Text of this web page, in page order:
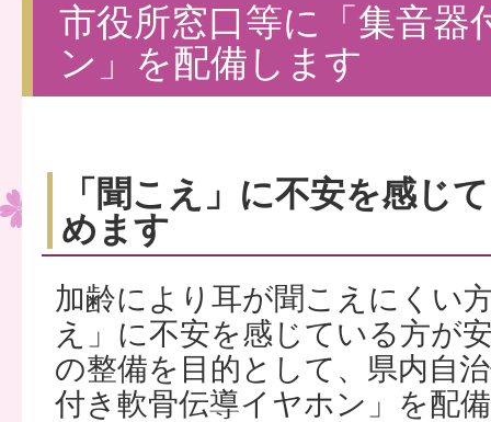
市役所窓口等に「集音器
ン」を配備します
「聞こえ」に不安を感じ
めます
加齢により耳が聞こえにくい
え」に不安を感じている方が
の整備を目的として、県内自
付き軟骨伝導イヤホン」を配